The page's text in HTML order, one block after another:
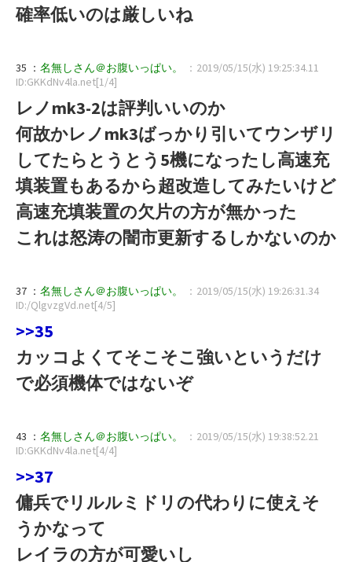
確率低いのは厳しいね
35 ： 名無しさん＠お腹いっぱい。
：2019/05/15(水) 19:25:34.11
ID:GKKdNv4la.net[1/4]
レノmk3-2は評判いいのか
何故かレノmk3ばっかり引いてウンザリ
してたらとうとう5機になったし高速充
填装置もあるから超改造してみたいけど
高速充填装置の欠片の方が無かった
これは怒涛の闇市更新するしかないのか
37 ： 名無しさん＠お腹いっぱい。
：2019/05/15(水) 19:26:31.34
ID:/QlgvzgVd.net[4/5]
>>35
カッコよくてそこそこ強いというだけ
で必須機体ではないぞ
43 ： 名無しさん＠お腹いっぱい。
：2019/05/15(水) 19:38:52.21
ID:GKKdNv4la.net[4/4]
>>37
傭兵でリルルミドリの代わりに使えそ
うかなって
レイラの方が可愛いし